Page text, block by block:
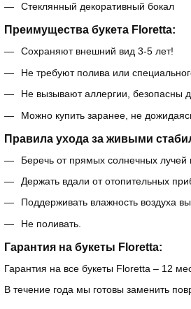
Стеклянный декоративный бокал
Преимущества букета Floretta:
Сохраняют внешний вид 3-5 лет!
Не требуют полива или
Не вызывают аллергии, безопасны
Можно купить заранее, не
Правила ухода за живыми
Беречь от прямых солнечных лучей
Держать вдали от отопительных
Поддерживать влажность воздуха
Не поливать.
Гарантия на букеты Floretta:
Гарантия на все букеты Floretta – 12
В течение года мы готовы заменить